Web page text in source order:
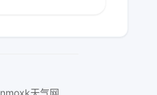
nmoxk天气网